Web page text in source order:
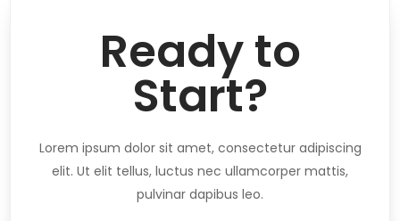
Ready to
Start?
Lorem ipsum dolor sit amet, consectetur adipiscing
elit. Ut elit tellus, luctus nec ullamcorper mattis,
pulvinar dapibus leo.